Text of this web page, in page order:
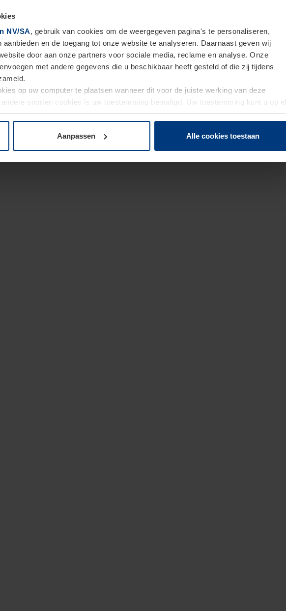
NV/SA, gebruik van cookies om de weergegeven pagina's te personaliseren,
en de toegang tot onze website te analyseren. Daarnaast geven wij
door aan onze partners voor sociale media, reclame en analyse. Onze
met andere gegevens die u beschikbaar heeft gesteld of die zij tijdens
op uw computer te plaatsen wanneer dit voor de juiste werking van deze
soorten cookies is uw toestemming benodigd. Uw toestemming kunt u op
paginaPrivacyverklaringop onze website wijzigen of herroepen.
Aanpassen Alle cookies toestaan